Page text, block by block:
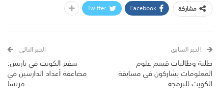
مشاركة
Facebook
Twitter
الخبر السابق
طلبة وطالبات قسم علوم
المعلومات يشاركون في مسابقة
الكويت للبرمجة
الخبر التالي
سفير الكويت في باريس:
مضاعفة أعداد الدارسين في
فرنسا